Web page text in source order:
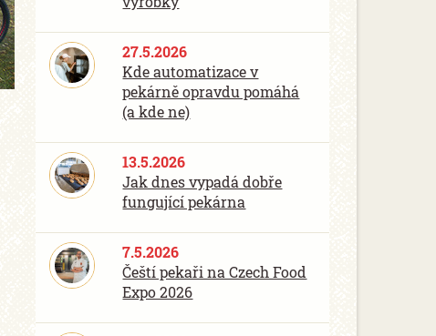
27.5.2026
Kde automatizace v
pekárně opravdu pomáhá
(a kde ne)
13.5.2026
Jak dnes vypadá dobře
fungující pekárna
7.5.2026
Čeští pekaři na Czech Food
Expo 2026